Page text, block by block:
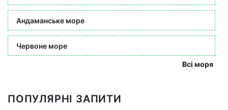
Андаманське море
Червоне море
Всі моря
ПОПУЛЯРНІ ЗАПИТИ